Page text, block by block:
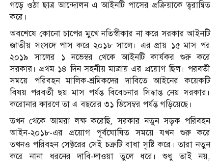
গড়ে ওঠা ছাত্র আন্দোলন এ আইনটি পাসের প্রক্রিয়াকে ত্বরান্বিত
করে।
অবশেষে কোনো চাপের মুখে নতিস্বীকার না করে সরকার আইনটি
জাতীয় সংসদে পাস করে ২০১৮ সালে। এর প্রায় ১৫ মাস পর
২০১৯ সালের ১ নভেম্বর থেকে আইনটি কার্যকর শুরু করে
সরকার। প্রথম ১৪ দিন সহনীয় মাত্রায় এর প্রয়োগ ছিল। পরবর্তী
সময়ে পরিবহন মালিক-শ্রমিকদের দাবিতে আইনের কয়েকটি
বিষয় পরবর্তী ছয় মাস পর্যন্ত বিবেচনার সিদ্ধান্ত নেয় সরকার।
করোনার কারণে তা এ বছরের ৩১ ডিসেম্বর পর্যন্ত গড়িয়েছে।
তখন থেকে আমরা লক্ষ করেছি, সরকার নতুন সড়ক পরিবহন
আইন-২০১৮-এর প্রয়োগ পূর্বঘোষিত সময়ে যখন শুরু করে
তখনও পরিবহন সেক্টরের সেই চক্রটি বাধা সৃষ্টি করে। তারা নতুন
করে নানা ধরনের দাবি-দাওয়া তুলে ধরে। শুধু তাই নয়,